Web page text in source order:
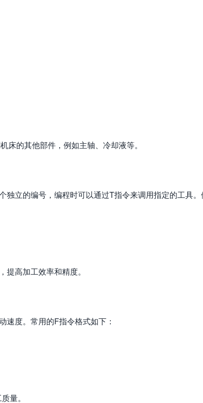
床的其他部件，例如主轴、冷却液等。
独立的编号，编程时可以通过T指令来调用指定的工具。
提高加工效率和精度。
速度。常用的F指令格式如下：
量。